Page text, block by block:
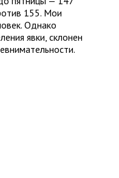
155. Мои
Однако
явки, склонен